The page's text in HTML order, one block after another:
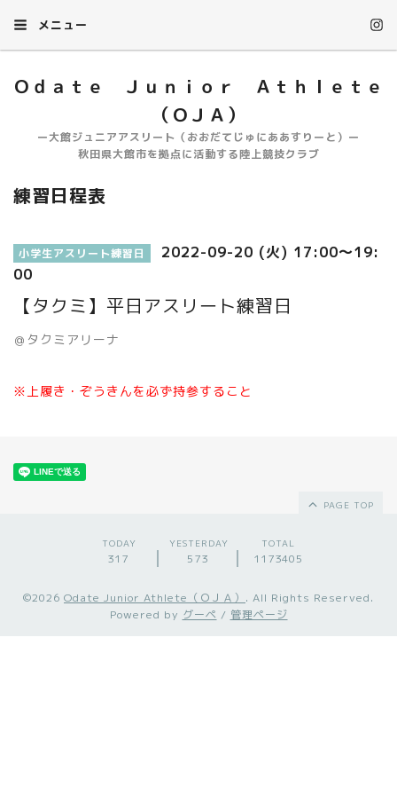
メニュー
Ｏｄａｔｅ Ｊｕｎｉｏｒ Ａｔｈｌｅｔｅ
（ＯＪＡ）
ー大館ジュニアアスリート（おおだてじゅにああすりーと）ー
秋田県大館市を拠点に活動する陸上競技クラブ
練習日程表
小学生アスリート練習日
2022-09-20 (火) 17:00～19:
00
【タクミ】平日アスリート練習日
＠タクミアリーナ
※上履き・ぞうきんを必ず持参すること
PAGE TOP
TODAY
317
YESTERDAY
573
TOTAL
1173405
©2026 Odate Junior Athlete（ＯＪＡ） . All Rights Reserved.
Powered by グーペ / 管理ページ